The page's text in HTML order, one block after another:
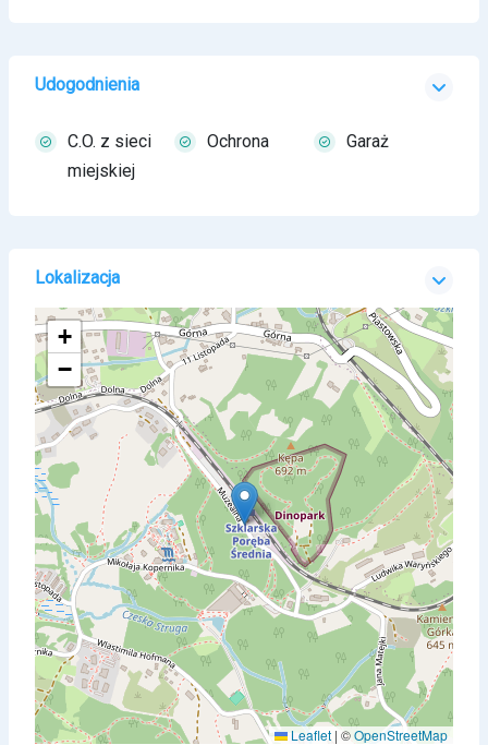
Udogodnienia
C.O. z sieci
miejskiej
Ochrona Garaż
Lokalizacja
+
−
Leaflet | ©OpenStreetMap